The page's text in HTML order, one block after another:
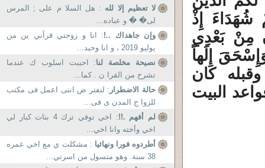
(132) أَمْ كُنتُمْ شُهَدَاءَ إِذْ
مِنْ بَعْدِي
إِلَهاً
البقرة ) وقبله كان
البيت
لا تعظيم إلا لله : هل السلا م علی ; المرس
لی� � و عباده...
وإن جاهداك ..!: انا و زوجتي قرآني ين من
يوليو 2019 ، و انا وحيد...
نصيحة مخلصة لنا: احببت اسلوب ك عندما
تشرح من القرا ن . كما...
حالة الاضطرار : لنفتر ض اننى اعمل فى مكتب
للزوا ج المدن ى فى...
لم أفهم .!!
: اخي توفي ترك 4 بنات كبار لي
اخي وأخته وانا اخي...
أطردوه فورا ونهائيا : مشكلت ي مع اخي عمره
38 سنة. وهو متسول من اسرتي...